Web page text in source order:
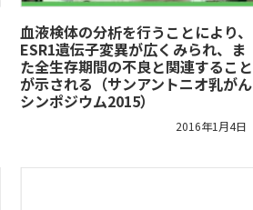
血液検体の分析を行うことにより、
ESR1遺伝子変異が広くみられ、ま
た全生存期間の不良と関連すること
が示される（サンアントニオ乳がん
シンポジウム2015）
2016年1月4日